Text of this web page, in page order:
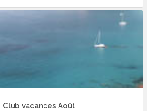
Club vacances Août